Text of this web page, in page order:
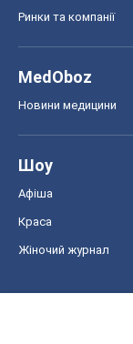
Ринки та компанії
MedOboz
Новини медицини
Шоу
Афіша
Краса
Жіночий журнал